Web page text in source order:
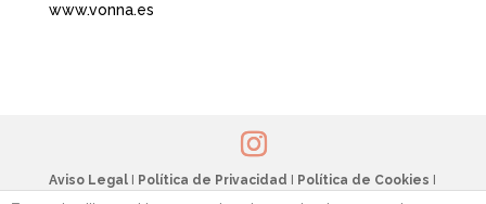
www.vonna.es
Aviso Legal I Política de Privacidad I Política de Cookies I